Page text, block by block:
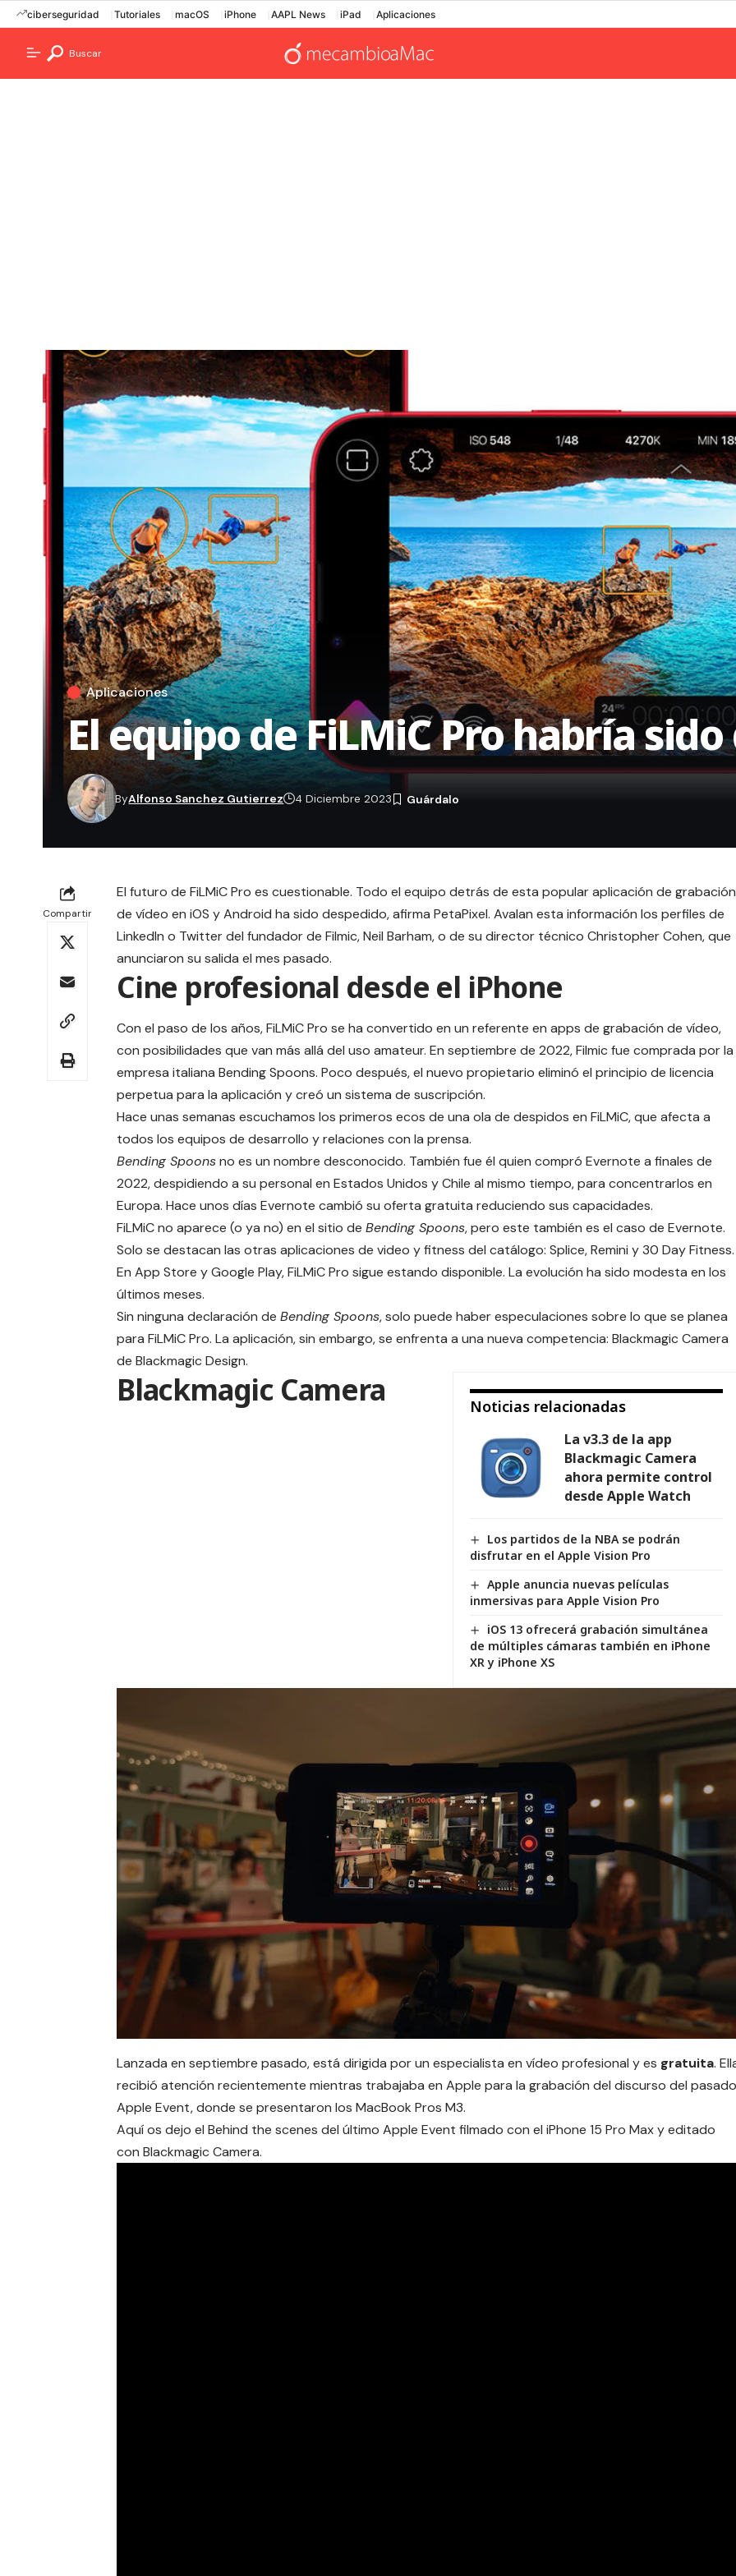
ciberseguridad Tutoriales macOS iPhone AAPL News iPad Aplicaciones
Buscar
Aplicaciones
El equipo de FiLMiC Pro habría
ByAlfonso Sanchez Gutierrez 4 Diciembre 2023
Compartir
El futuro de FiLMiC Pro es cuestionable. Todo el equipo detrás de esta popular aplicación de grabación
de vídeo en iOS y Android ha sido despedido, afirma PetaPixel. Avalan esta información los perfiles de
LinkedIn o Twitter del fundador de Filmic, Neil Barham, o de su director técnico Christopher Cohen, que
anunciaron su salida el mes pasado.
Cine profesional desde el iPhone
Con el paso de los años,FiLMiC Pro se ha convertido en un referente en apps de grabación de vídeo,
con posibilidades que van más allá del uso amateur. En septiembre de 2022, Filmic fue comprada por la
empresa italiana Bending Spoons. Poco después, el nuevo propietario eliminó el principio de licencia
perpetua para la aplicación y creó un sistema de suscripción.
Hace unas semanas escuchamos los primeros ecos de una ola de despidos en FiLMiC, que afecta a
todos los equipos de desarrollo y relaciones con la prensa.
Bending Spoonsno es un nombre desconocido. También fue él quien compró Evernote a finales de
2022, despidiendo a su personal en Estados Unidos y Chile al mismo tiempo, para concentrarlos en
Europa. Hace unos días Evernote cambió su oferta gratuita reduciendo sus capacidades.
FiLMiC no aparece (o ya no) en el sitio de Bending Spoons, pero este también es el caso de Evernote.
Solo se destacan las otras aplicaciones de video y fitness del catálogo: Splice, Remini y 30 Day Fitness.
En App Store y Google Play, FiLMiC Pro sigue estando disponible. La evolución ha sido modesta en los
últimos meses.
Sin ninguna declaración de Bending Spoons, solo puede haber especulaciones sobre lo que se planea
para FiLMiC Pro. La aplicación, sin embargo, se enfrenta a una nueva competencia: Blackmagic Camera
de Blackmagic Design.
Noticias relacionadas
La v3.3 de la app
Blackmagic Camera
ahora permite control
desde Apple Watch
Los partidos de la NBA se podrán
disfrutar en el Apple Vision Pro
Apple anuncia nuevas películas
inmersivas para Apple Vision Pro
iOS 13 ofrecerá grabación simultánea
de múltiples cámaras también en iPhone
XR y iPhone XS
Blackmagic Camera
Lanzada en septiembre pasado, está dirigida por un especialista en vídeo profesional y es gratuita.
recibió atención recientemente mientras trabajaba en Apple para la grabación del discurso del pasado
Apple Event, donde se presentaron los MacBook Pros M3.
Aquí os dejo el Behind the scenes del último Apple Event filmado con el iPhone 15 Pro Max y editado
con Blackmagic Camera.